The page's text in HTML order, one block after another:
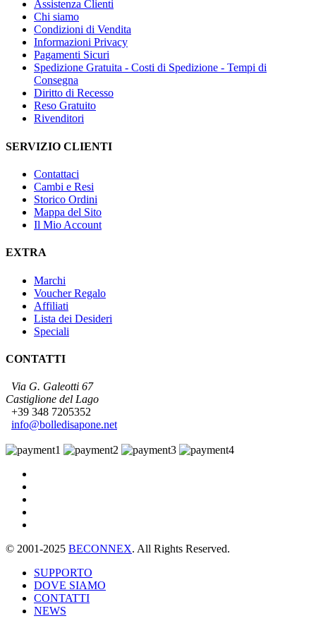
Assistenza Clienti
Chi siamo
Condizioni di Vendita
Informazioni Privacy
Pagamenti Sicuri
Spedizione Gratuita - Costi di Spedizione - Tempi di
Consegna
Diritto di Recesso
Reso Gratuito
Rivenditori
SERVIZIO CLIENTI
Contattaci
Cambi e Resi
Storico Ordini
Mappa del Sito
Il Mio Account
EXTRA
Marchi
Voucher Regalo
Affiliati
Lista dei Desideri
Speciali
CONTATTI
Via G. Galeotti 67
Castiglione del Lago
+39 348 7205352
info@bolledisapone.net
© 2001-2025 BECONNEX. All Rights Reserved.
SUPPORTO
DOVE SIAMO
CONTATTI
NEWS